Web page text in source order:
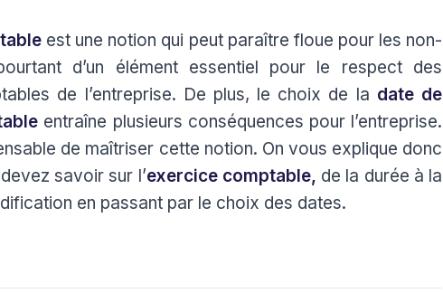
est une notion qui peut paraître floue pour les non-
d’un élément essentiel pour le respect des
de l’entreprise. De plus, le choix de la date de
entraîne plusieurs conséquences pour l’entreprise.
de maîtriser cette notion. On vous explique donc
savoir sur l’exercice comptable, de la durée à la
en passant par le choix des dates.